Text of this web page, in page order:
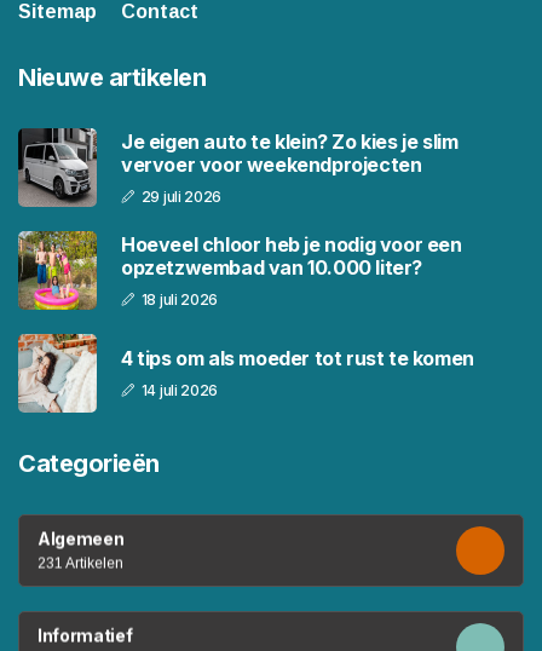
Sitemap
Contact
Nieuwe artikelen
Je eigen auto te klein? Zo kies je slim
vervoer voor weekendprojecten
29 juli 2026
Hoeveel chloor heb je nodig voor een
opzetzwembad van 10.000 liter?
18 juli 2026
4 tips om als moeder tot rust te komen
14 juli 2026
Categorieën
Algemeen
231 Artikelen
Informatief